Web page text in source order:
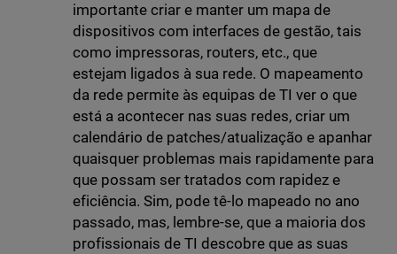
importante criar e manter um mapa de
dispositivos com interfaces de gestão, tais
como impressoras, routers, etc., que
estejam ligados à sua rede. O mapeamento
da rede permite às equipas de TI ver o que
está a acontecer nas suas redes, criar um
calendário de patches/atualização e apanhar
quaisquer problemas mais rapidamente para
que possam ser tratados com rapidez e
eficiência. Sim, pode tê-lo mapeado no ano
passado, mas, lembre-se, que a maioria dos
profissionais de TI descobre que as suas